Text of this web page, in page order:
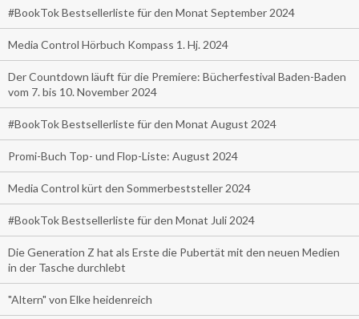
#BookTok Bestsellerliste für den Monat September 2024
Media Control Hörbuch Kompass 1. Hj. 2024
Der Countdown läuft für die Premiere: Bücherfestival Baden-Baden
vom 7. bis 10. November 2024
#BookTok Bestsellerliste für den Monat August 2024
Promi-Buch Top- und Flop-Liste: August 2024
Media Control kürt den Sommerbeststeller 2024
#BookTok Bestsellerliste für den Monat Juli 2024
Die Generation Z hat als Erste die Pubertät mit den neuen Medien
in der Tasche durchlebt
"Altern" von Elke heidenreich